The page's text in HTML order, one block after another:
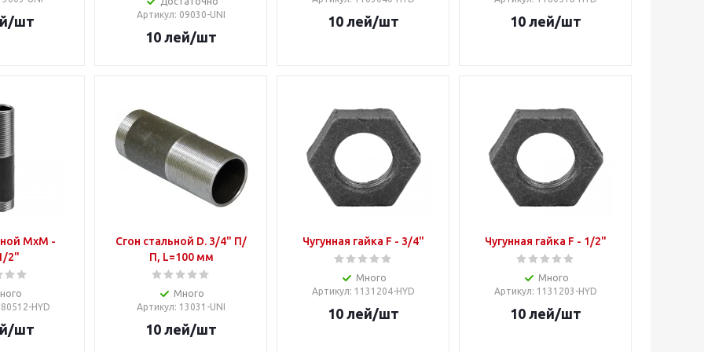
/шт
Артикул: 09030-UNI
10 лей/шт
10 лей/шт 10 лей/шт
-
2"
HYD
/шт
Сгон стальной D. 3/4" П/
П, L=100 мм
Много
Артикул: 13031-UNI
10 лей/шт
Чугунная гайка F - 3/4"
Много
Артикул: 1131204-HYD
10 лей/шт
Чугунная гайка F - 1/2"
Много
Артикул: 1131203-HYD
10 лей/шт